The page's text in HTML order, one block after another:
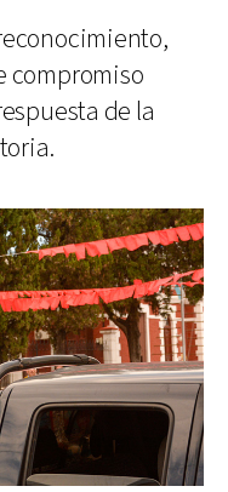
compromiso
de la